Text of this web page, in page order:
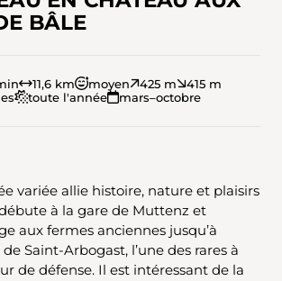
BÂLE
11,6 km moyen 425 m
415 m
toute l'année mars–octobre
variée allie histoire, nature et plaisirs
à la gare de Muttenz et
aux fermes anciennes jusqu’à
Saint-Arbogast, l’une des rares à
de défense. Il est intéressant de la